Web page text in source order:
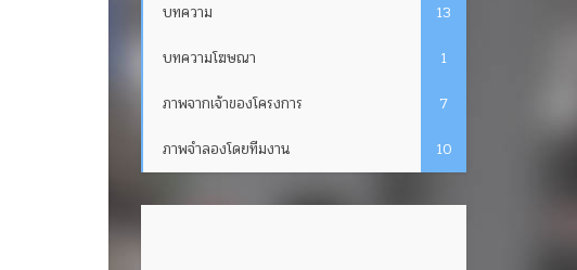
บทความ
13
บทความโฆษณา
1
ภาพจากเจ้าของโครงการ
7
ภาพจำลองโดยทีมงาน
10